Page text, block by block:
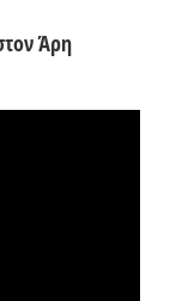
Άρη